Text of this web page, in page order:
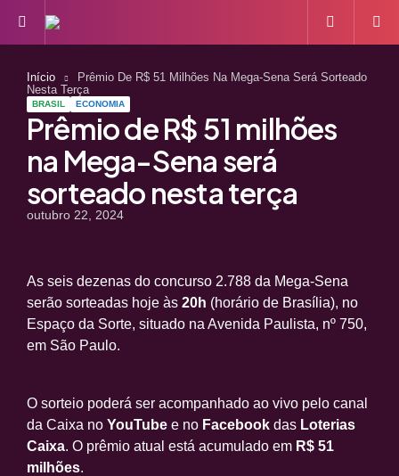
Menu
BRASIL ECONOMIA
Prêmio de R$ 51 milhões
na Mega-Sena será
sorteado nesta terça
outubro 22, 2024
Início
Prêmio De R$ 51 Milhões Na Mega-Sena Será Sorteado
Nesta Terça
As seis dezenas do concurso 2.788 da Mega-Sena
serão sorteadas hoje às 20h (horário de Brasília), no
Espaço da Sorte, situado na Avenida Paulista, nº 750,
em São Paulo.
O sorteio poderá ser acompanhado ao vivo pelo canal
da Caixa no YouTube e no Facebook das Loterias
Caixa. O prêmio atual está acumulado em R$ 51
milhões.